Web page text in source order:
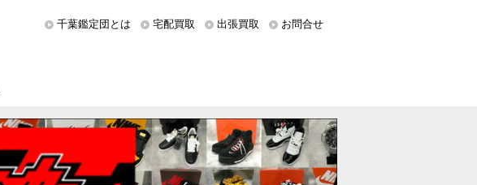
千葉鑑定団とは 宅配買取 出張買取 お問合せ